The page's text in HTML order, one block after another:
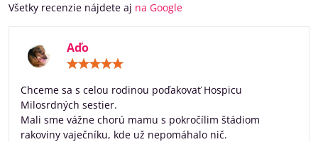
Všetky recenzie nájdete aj na Google
Aďo
5
Chceme sa s celou rodinou poďakovať Hospicu
Milosrdných sestier.
Mali sme vážne chorú mamu s pokročílim štádiom
rakoviny vaječníku, kde už nepomáhalo nič.